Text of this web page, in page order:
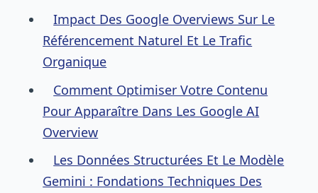
Impact Des Google Overviews Sur Le
Référencement Naturel Et Le Trafic
Organique
Comment Optimiser Votre Contenu
Pour Apparaître Dans Les Google AI
Overview
Les Données Structurées Et Le Modèle
Gemini : Fondations Techniques Des